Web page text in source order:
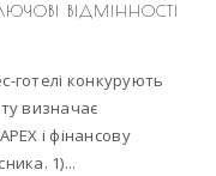
ВІДМІННОСТІ
готелі конкурують
визначає
і фінансову
1)...